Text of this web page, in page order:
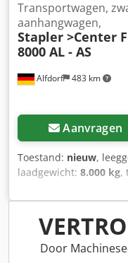
Alfdorf 483 km
Transportwagen,
aanhangwagen,
Stapler >Center
8000 AL - AS
Aanvragen
Toestand: nieuw,
laadgewicht: 8.000 kg,
mm, totale hoogte:
TPW 8000 AL - Ace
transport Crodpfx
2000 mm
Door